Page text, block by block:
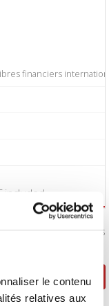
le contenu
relatives aux
financiers
of Sale: Yes
to checkout